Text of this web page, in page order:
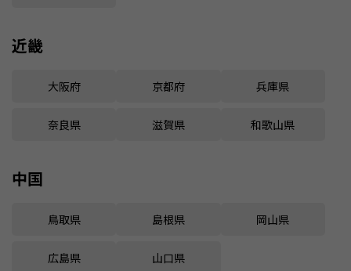
近畿
大阪府 京都府 兵庫県
奈良県 滋賀県 和歌山県
中国
鳥取県 島根県 岡山県
広島県 山口県